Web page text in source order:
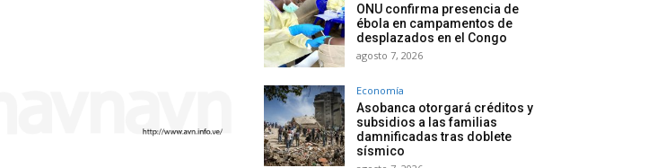
ONU confirma presencia de
ébola en campamentos de
desplazados en el Congo
agosto 7, 2026
Economía
Asobanca otorgará créditos y
subsidios a las familias
damnificadas tras doblete
sísmico